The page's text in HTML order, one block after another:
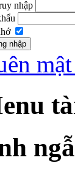
nhập